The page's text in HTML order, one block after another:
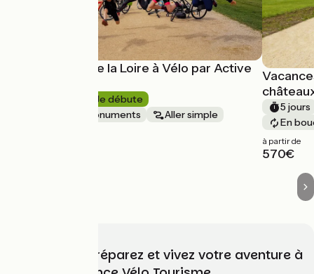
Le meilleur de la Loire à Vélo par Active
Je débute
Châteaux & Monuments
Aller simple
5 jours
En
à partir de
570€
Choisissez, préparez et vivez votre aventure à